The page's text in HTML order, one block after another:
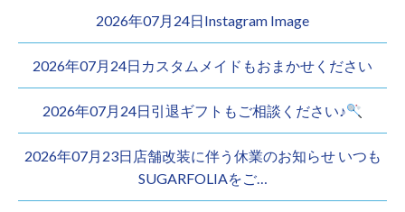
2026年07月24日Instagram Image
2026年07月24日カスタムメイドもおまかせください︎
2026年07月24日引退ギフトもご相談ください♪
2026年07月23日店舗改装に伴う休業のお知らせ いつも
SUGARFOLIAをご…